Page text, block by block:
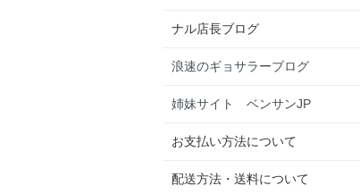
ナル店長ブログ
浪速のギョサラーブログ
姉妹サイト ベンサンJP
お支払い方法について
配送方法・送料について